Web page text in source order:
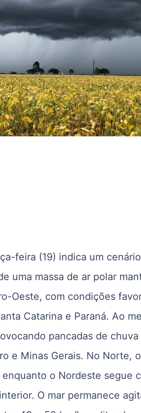
feira (19) indica um
uma massa de ar polar
Oeste, com condições
Catarina e Paraná. Ao
pancadas de
e Minas Gerais. No Norte,
o Nordeste segue
O mar permanece